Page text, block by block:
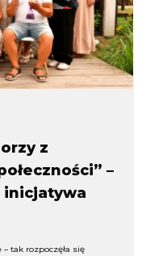
z
–
inicjatywa
tak rozpoczęła się